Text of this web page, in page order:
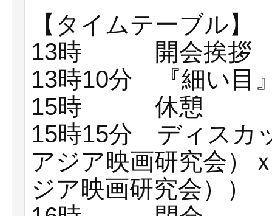
【タイムテーブル】
13時 開会挨拶
13時10分 『細い目
15時 休憩
15時15分 ディスカ
アジア映画研究会）
ジア映画研究会））